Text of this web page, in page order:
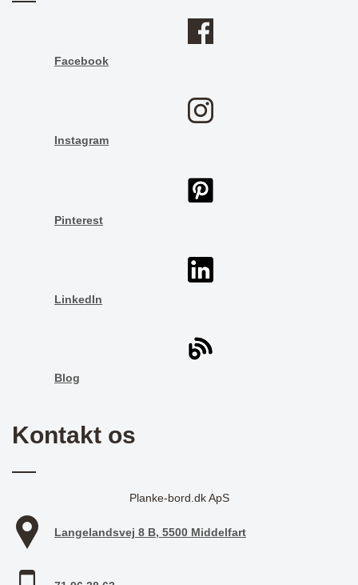
Facebook
Instagram
Pinterest
LinkedIn
Blog
Kontakt os
Planke-bord.dk ApS
Langelandsvej 8 B, 5500 Middelfart